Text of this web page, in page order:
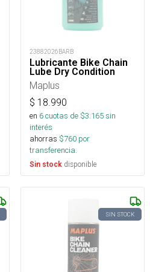
23882026BARB
Lubricante Bike Chain
Lube Dry Condition
Maplus
$ 18.990
en 6cuotas de $3.165sin
interés
ahorras $760 por
transferencia.
Sin stock disponible
SIN STOCK